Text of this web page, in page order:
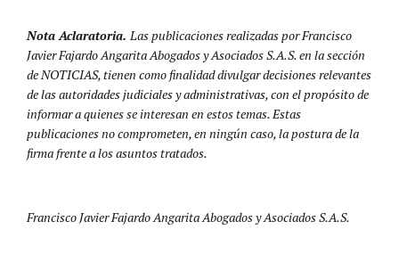
Nota Aclaratoria. Las publicaciones realizadas por Francisco
Javier Fajardo Angarita Abogados y Asociados S.A.S. en la sección
de NOTICIAS, tienen como finalidad divulgar decisiones relevantes
de las autoridades judiciales y administrativas, con el propósito de
informar a quienes se interesan en estos temas. Estas
publicaciones no comprometen, en ningún caso, la postura de la
firma frente a los asuntos tratados.
Francisco Javier Fajardo Angarita Abogados y Asociados S.A.S.